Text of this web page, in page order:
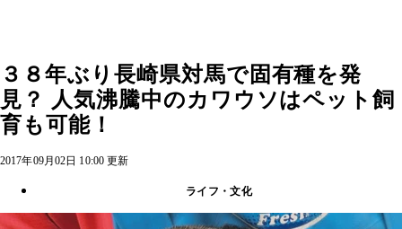
３８年ぶり長崎県対馬で固有種を発
見？ 人気沸騰中のカワウソはペット飼
育も可能！
2017年09月02日 10:00 更新
ライフ・文化